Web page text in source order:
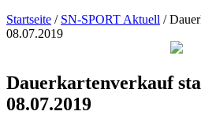
Startseite / SN-SPORT Aktuell /
08.07.2019
Dauerkartenverkauf
08.07.2019